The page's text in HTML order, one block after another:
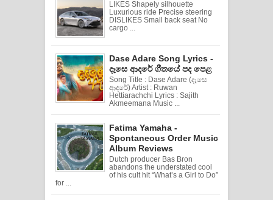
LIKES Shapely silhouette
Luxurious ride Precise steering
DISLIKES Small back seat No
cargo ...
Dase Adare Song Lyrics -
දෑසෙ ආදරේ ගීතයේ පද පෙළ
Song Title : Dase Adare (දෑසෙ
ආදරේ) Artist : Ruwan
Hettiarachchi Lyrics : Sajith
Akmeemana Music ...
Fatima Yamaha -
Spontaneous Order Music
Album Reviews
Dutch producer Bas Bron
abandons the understated cool
of his cult hit “What’s a Girl to Do”
for ...